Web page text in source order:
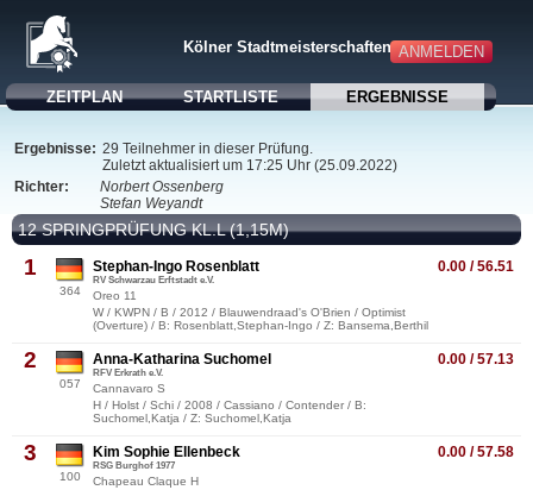
ANMELDEN
Kölner Stadtmeisterschaften 2022
ZEITPLAN STARTLISTE ERGEBNISSE
Ergebnisse: 29 Teilnehmer in dieser Prüfung.
Zuletzt aktualisiert um 17:25 Uhr (25.09.2022)
Richter:
Norbert Ossenberg
Stefan Weyandt
12 SPRINGPRÜFUNG KL.L (1,15M)
1
364
0.00 / 56.51
Stephan-Ingo Rosenblatt
RV Schwarzau Erftstadt e.V.
Oreo 11
W / KWPN / B / 2012 / Blauwendraad's O'Brien / Optimist
(Overture) / B: Rosenblatt,Stephan-Ingo / Z: Bansema,Berthil
2
057
0.00 / 57.13
Anna-Katharina Suchomel
RFV Erkrath e.V.
Cannavaro S
H / Holst / Schi / 2008 / Cassiano / Contender / B:
Suchomel,Katja / Z: Suchomel,Katja
3
100
0.00 / 57.58
Kim Sophie Ellenbeck
RSG Burghof 1977
Chapeau Claque H